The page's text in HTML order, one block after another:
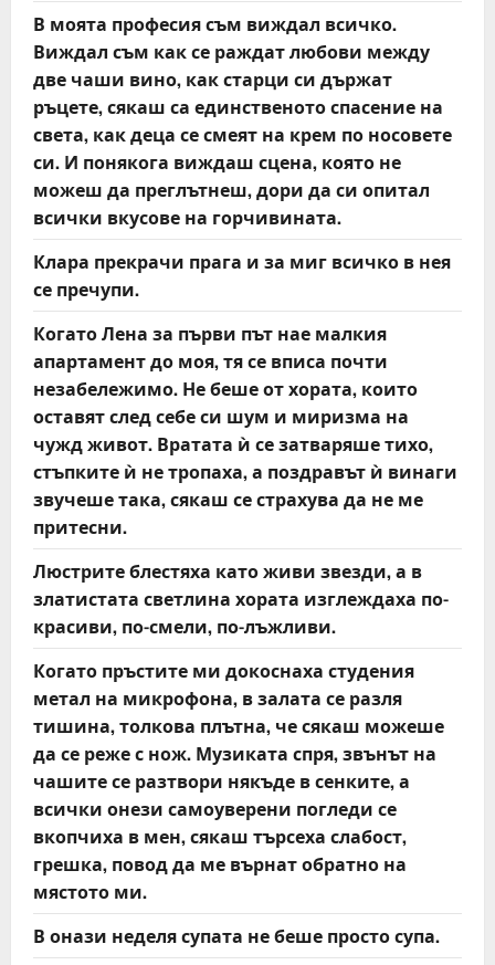
В моята професия съм виждал всичко.
Виждал съм как се раждат любови между
две чаши вино, как старци си държат
ръцете, сякаш са единственото спасение на
света, как деца се смеят на крем по носовете
си. И понякога виждаш сцена, която не
можеш да преглътнеш, дори да си опитал
всички вкусове на горчивината.
Клара прекрачи прага и за миг всичко в нея
се пречупи.
Когато Лена за първи път нае малкия
апартамент до моя, тя се вписа почти
незабележимо. Не беше от хората, които
оставят след себе си шум и миризма на
чужд живот. Вратата ѝ се затваряше тихо,
стъпките ѝ не тропаха, а поздравът ѝ винаги
звучеше така, сякаш се страхува да не ме
притесни.
Люстрите блестяха като живи звезди, а в
златистата светлина хората изглеждаха по-
красиви, по-смели, по-лъжливи.
Когато пръстите ми докоснаха студения
метал на микрофона, в залата се разля
тишина, толкова плътна, че сякаш можеше
да се реже с нож. Музиката спря, звънът на
чашите се разтвори някъде в сенките, а
всички онези самоуверени погледи се
вкопчиха в мен, сякаш търсеха слабост,
грешка, повод да ме върнат обратно на
мястото ми.
В онази неделя супата не беше просто супа.